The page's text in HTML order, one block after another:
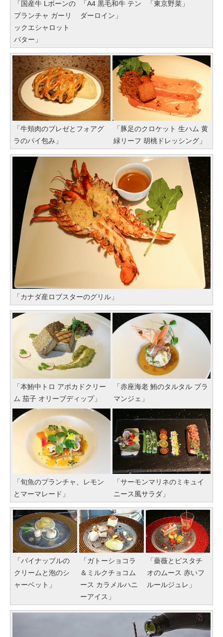
「国産牛 Lボーンの
プランチャ ガーリ
ックエシャロット
バター」
「A4 黒毛和牛 テン
ダーロイン」
「東京野菜」
「牛頬肉のブレゼとフォアグ
ラのパイ包み」
「豚足のクロケット 生ハム 黄
緑リーフ 胡桃ドレッシング」
「カナダ産ロブスターのグリル」
「本鮪中トロ アボカドクリー
ム 茄子 オリーブディップ」
「赤座海老 鮪のタルタル ブラ
マンジェ」
「旬魚のプランチャ、レモン
とマーマレード」
「サーモンマリネのミキュイ
ニース風サラダ」
「パイナップルの
クリームと泡のシ
ャーベット」
「ガトーショコラ
＆ミルクチョコム
ース カラメルハニ
ーアイス」
「薔薇とピスタチ
オのムース 赤いフ
ルールジュレ」